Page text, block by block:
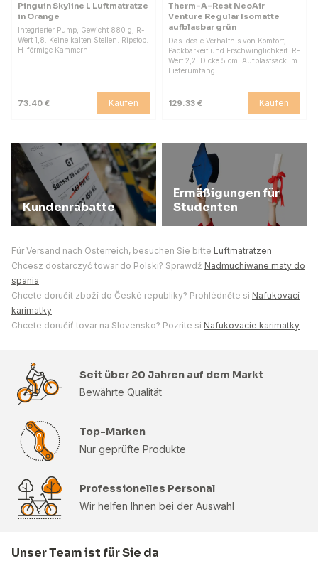
Pinguin Skyline L Luftmatratze
in Orange
Integrierter Pump, Gewicht 880 g, R-
Wert 1,8. Keine kalten Stellen. Ripstop.
H-förmige Kammern.
73.40 € Kaufen
Therm-A-Rest NeoAir
Venture Regular Isomatte
aufblasbar grün
Das ideale Verhältnis von Komfort,
Packbarkeit und Erschwinglichkeit. R-
Wert 2,2. Dicke 5 cm. Aufblastsack im
Lieferumfang.
129.33 € Kaufen
Kundenrabatte
Ermäßigungen für
Studenten
Für Versand nach Österreich, besuchen Sie bitte Luftmatratzen
Chcesz dostarczyć towar do Polski? Sprawdź Nadmuchiwane maty do
spania
Chcete doručit zboží do České republiky? Prohlédněte si Nafukovací
karimatky
Chcete doručiť tovar na Slovensko? Pozrite si Nafukovacie karimatky
Seit über 20 Jahren auf dem Markt
Bewährte Qualität
Top-Marken
Nur geprüfte Produkte
Professionelles Personal
Wir helfen Ihnen bei der Auswahl
Unser Team ist für Sie da